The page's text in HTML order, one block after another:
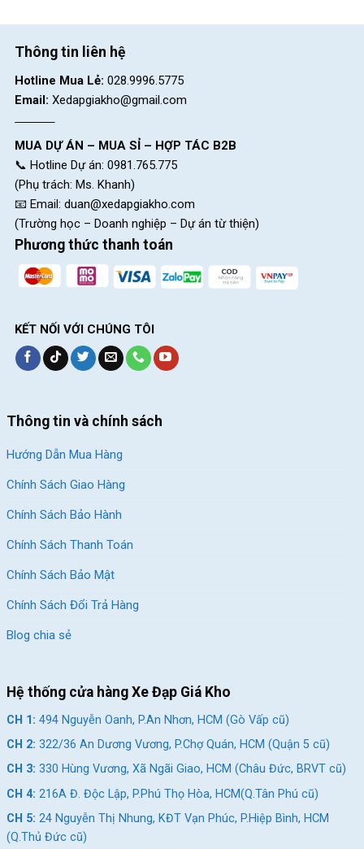
Bộ bánh phụ hỗ trợ bé tập đạp và đảm bảo an toàn cho bé
chuông xe, giúp bé có thể tạo ra âm thanh khi cần thiết, giúp
dụng nhỏ như đồ chơi, chai nước hoặc bất kỳ vật dụng nào bé
muốn mang theo. Giỏ xe được thiết kế để dễ dàng gắn trên xe
và có độ bền cao.
Kết Luận
Xe đạp trẻ em bé trai Shukyo K2 16 Inch là một lựa chọn tuyệt
Thông tin liên hệ
Hotline Mua Lẻ: 028.9996.5775
Email: Xedapgiakho@gmail.com
MUA DỰ ÁN – MUA SỈ – HỢP TÁC B2B
📞 Hotline Dự án: 0981.765.775
(Phụ trách: Ms. Khanh)
📧 Email: duan@xedapgiakho.com
(Trường học – Doanh nghiệp – Dự án từ thiện)
Phương thức thanh toán
KẾT NỐI VỚI CHÚNG TÔI
Thông tin và chính sách
Hướng Dẫn Mua Hàng
Chính Sách Giao Hàng
Chính Sách Bảo Hành
Chính Sách Thanh Toán
Chính Sách Bảo Mật
Chính Sách Đổi Trả Hàng
Blog chia sẻ
Hệ thống cửa hàng Xe Đạp Giá Kho
CH 1: 494 Nguyễn Oanh, P.An Nhơn, HCM (Gò Vấp cũ)
CH 2: 322/36 An Dương Vương, P.Chợ Quán, HCM (Quận 5 cũ)
CH 3: 330 Hùng Vương, Xã Ngãi Giao, HCM (Châu Đức, BRVT cũ)
CH 4: 216A Đ. Độc Lập, P.Phú Thọ Hòa, HCM(Q.Tân Phú cũ)
CH 5: 24 Nguyễn Thị Nhung, KĐT Vạn Phúc, P.Hiệp Bình, HCM
(Q.Thủ Đức cũ)